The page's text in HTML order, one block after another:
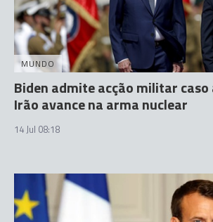
MUNDO
Biden admite acção militar
Irão avance na arma nuclear
14 Jul 08:18